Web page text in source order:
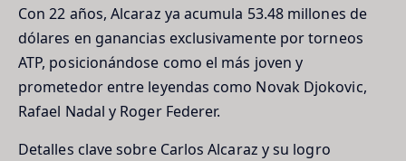
Con 22 años, Alcaraz ya acumula 53.48 millones de
dólares en ganancias exclusivamente por torneos
ATP, posicionándose como el más joven y
prometedor entre leyendas como Novak Djokovic,
Rafael Nadal y Roger Federer.
Detalles clave sobre Carlos Alcaraz y su logro